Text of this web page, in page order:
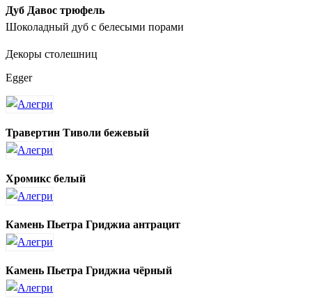
Дуб Давос трюфель
Шоколадный дуб с белесыми порами
Декоры столешниц
Egger
Травертин Тиволи бежевый
Хромикс белый
Камень Пьетра Гриджиа антрацит
Камень Пьетра Гриджиа чёрный